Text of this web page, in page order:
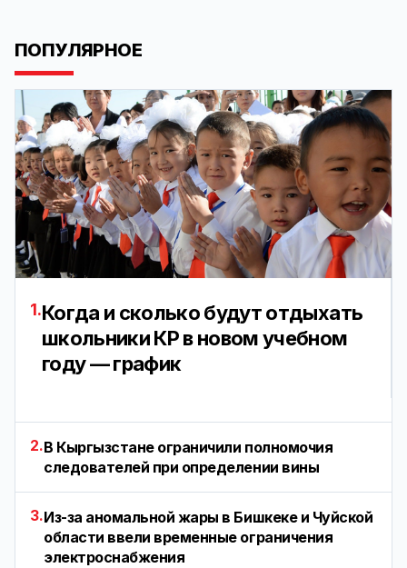
ПОПУЛЯРНОЕ
1.Когда и сколько будут отдыхать
школьники КР в новом учебном
году — график
2.В Кыргызстане ограничили полномочия
следователей при определении вины
3.Из-за аномальной жары в Бишкеке и Чуйской
области ввели временные ограничения
электроснабжения